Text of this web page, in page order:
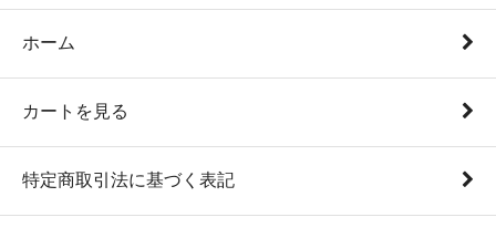
ホーム
カートを見る
特定商取引法に基づく表記